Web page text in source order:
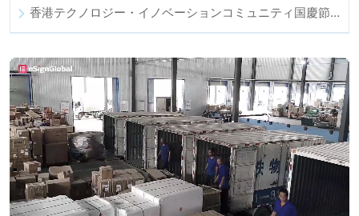
香港テクノロジー・イノベーションコミュニティ国慶節ディナー